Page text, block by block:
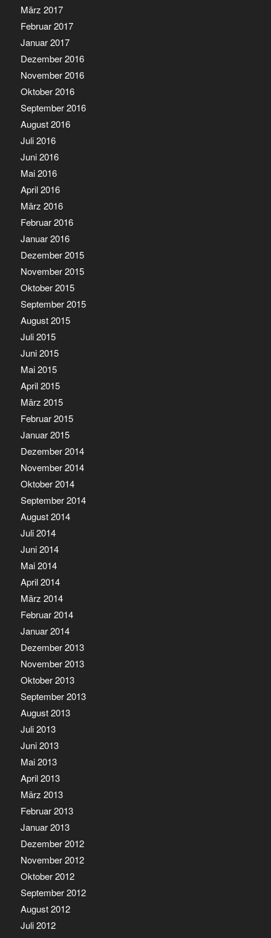
März 2017
Februar 2017
Januar 2017
Dezember 2016
November 2016
Oktober 2016
September 2016
August 2016
Juli 2016
Juni 2016
Mai 2016
April 2016
März 2016
Februar 2016
Januar 2016
Dezember 2015
November 2015
Oktober 2015
September 2015
August 2015
Juli 2015
Juni 2015
Mai 2015
April 2015
März 2015
Februar 2015
Januar 2015
Dezember 2014
November 2014
Oktober 2014
September 2014
August 2014
Juli 2014
Juni 2014
Mai 2014
April 2014
März 2014
Februar 2014
Januar 2014
Dezember 2013
November 2013
Oktober 2013
September 2013
August 2013
Juli 2013
Juni 2013
Mai 2013
April 2013
März 2013
Februar 2013
Januar 2013
Dezember 2012
November 2012
Oktober 2012
September 2012
August 2012
Juli 2012